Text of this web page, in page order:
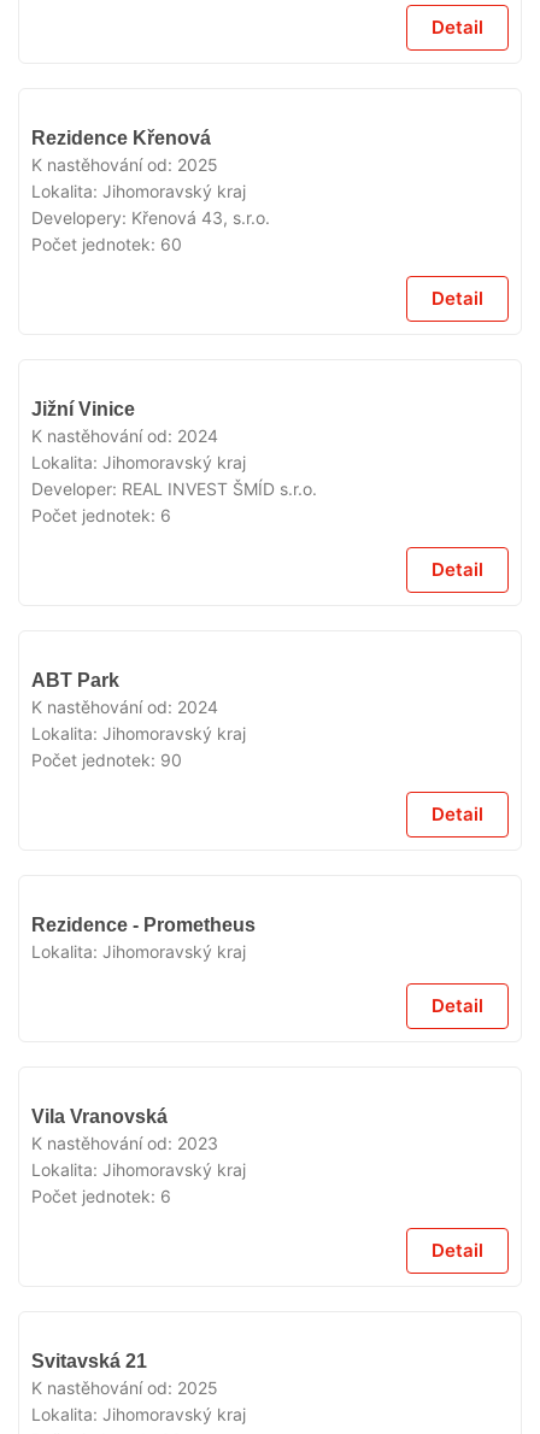
Detail
Rezidence Křenová
K nastěhování od: 2025
Lokalita: Jihomoravský kraj
Developery: Křenová 43, s.r.o.
Počet jednotek: 60
Detail
Jižní Vinice
K nastěhování od: 2024
Lokalita: Jihomoravský kraj
Developer: REAL INVEST ŠMÍD s.r.o.
Počet jednotek: 6
Detail
ABT Park
K nastěhování od: 2024
Lokalita: Jihomoravský kraj
Počet jednotek: 90
Detail
Rezidence - Prometheus
Lokalita: Jihomoravský kraj
Detail
Vila Vranovská
K nastěhování od: 2023
Lokalita: Jihomoravský kraj
Počet jednotek: 6
Detail
Svitavská 21
K nastěhování od: 2025
Lokalita: Jihomoravský kraj